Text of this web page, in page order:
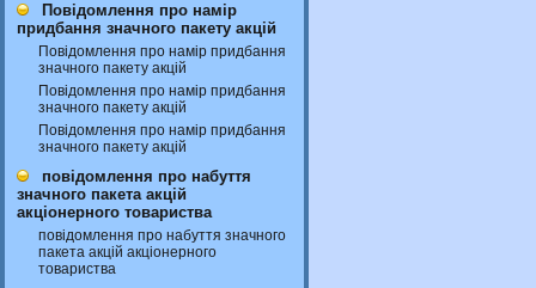
Повідомлення про намір
придбання значного пакету акцій
Повідомлення про намір придбання
значного пакету акцій
Повідомлення про намір придбання
значного пакету акцій
Повідомлення про намір придбання
значного пакету акцій
повідомлення про набуття
значного пакета акцій
акціонерного товариства
повідомлення про набуття значного
пакета акцій акціонерного
товариства